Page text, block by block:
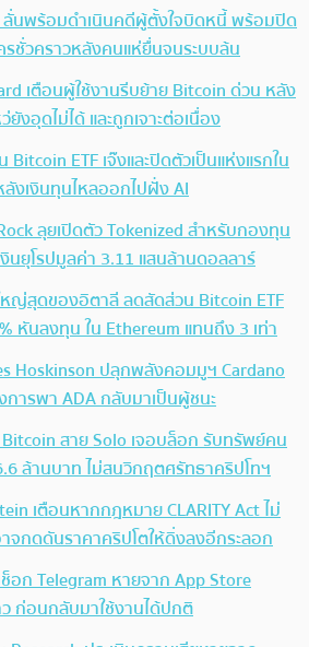
ลั่นพร้อมดำเนินคดีผู้ตั้งใจบิดหนี้ พร้อมปิด
ชั่วคราวหลังคนแห่ยื่นจนระบบล้น
เตือนผู้ใช้งานรีบย้าย Bitcoin ด่วน หลัง
ยังอุดไม่ได้ และถูกเจาะต่อเนื่อง
Bitcoin ETF เจ๊งและปิดตัวเป็นแห่งแรกใน
งเงินทุนไหลออกไปฝั่ง AI
ลุยเปิดตัว Tokenized สำหรับกองทุน
นยุโรปมูลค่า 3.11 แสนล้านดอลลาร์
ญ่สุดของอิตาลี ลดสัดส่วน Bitcoin ETF
หันลงทุน ใน Ethereum แทนถึง 3 เท่า
Hoskinson ปลุกพลังคอมมูฯ Cardano
ารพา ADA กลับมาเป็นผู้ชนะ
สาย Solo เจอบล็อก รับทรัพย์คน
ล้านบาท ไม่สนวิกฤตศรัทธาคริปโทฯ
เตือนหากกฎหมาย CLARITY Act ไม่
จกดดันราคาคริปโตให้ดิ่งลงอีกระลอก
อก Telegram หายจาก App Store
ก่อนกลับมาใช้งานได้ปกติ